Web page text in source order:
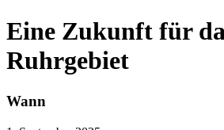
Eine Zukunft für
Ruhrgebiet
Wann